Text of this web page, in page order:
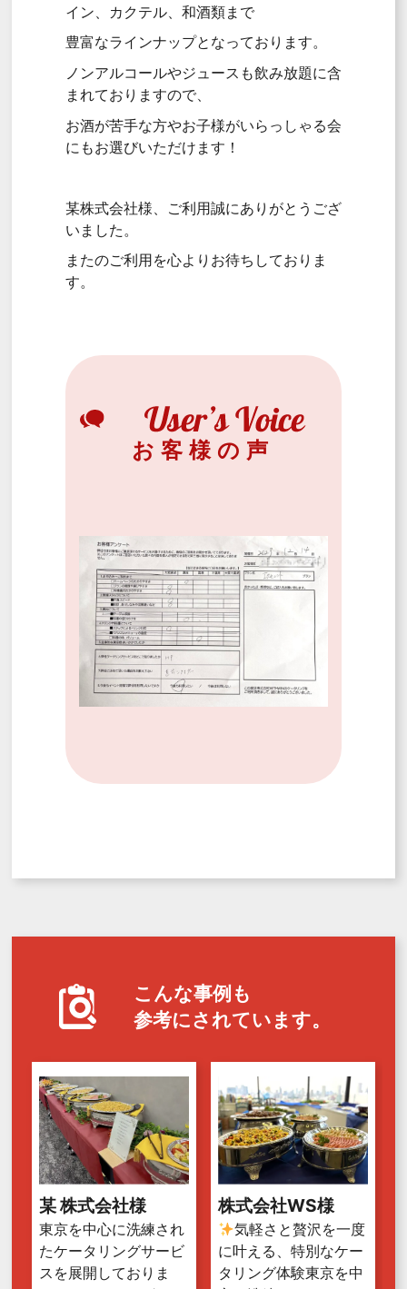
イン、カクテル、和酒類まで
豊富なラインナップとなっております。
ノンアルコールやジュースも飲み放題に含
まれておりますので、
お酒が苦手な方やお子様がいらっしゃる会
にもお選びいただけます！
某株式会社様、ご利用誠にありがとうござ
いました。
またのご利用を心よりお待ちしておりま
す。
お客様の声
こんな事例も
参考にされています。
某 株式会社様
東京を中心に洗練され
たケータリングサービ
スを展開しておりま
株式会社WS様
気軽さと贅沢を一度
に叶える、特別なケー
タリング体験東京を中